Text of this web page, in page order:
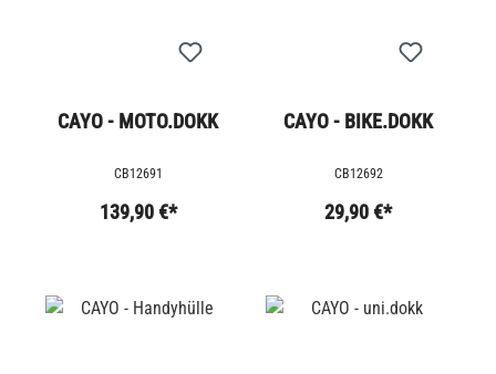
CAYO - MOTO.DOKK
CB12691
139,90 €*
CAYO - BIKE.DOKK
CB12692
29,90 €*